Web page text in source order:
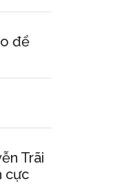
để
Trãi
cực